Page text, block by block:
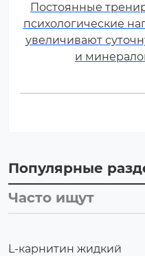
Постоянные
психологические
увеличивают
и
Популярные
Часто ищут
L-карнитин жидкий